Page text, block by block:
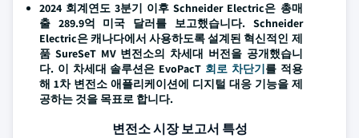
2024 회계연도 3분기 이후 Schneider Electric은 총매
출 289.9억 미국 달러를 보고했습니다. Schneider
Electric은 캐나다에서 사용하도록 설계된 혁신적인 제
품 SureSeT MV 변전소의 차세대 버전을 공개했습니
다. 이 차세대 솔루션은 EvoPacT 회로 차단기를 적용
해 1차 변전소 애플리케이션에 디지털 대응 기능을 제
공하는 것을 목표로 합니다.
변전소 시장 보고서 특성